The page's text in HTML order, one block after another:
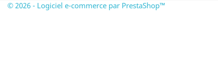
© 2026 - Logiciel e-commerce par PrestaShop™